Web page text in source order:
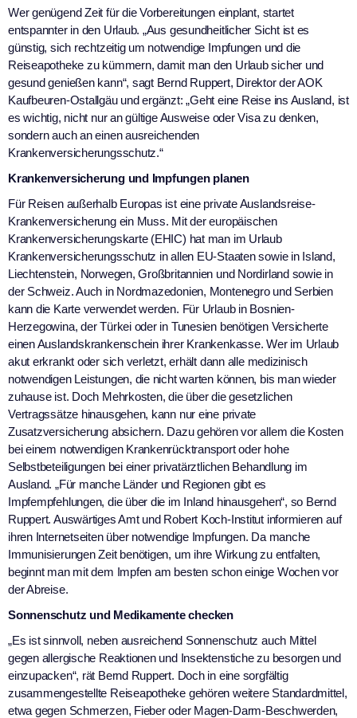
Wer genügend Zeit für die Vorbereitungen einplant, startet
entspannter in den Urlaub. „Aus gesundheitlicher Sicht ist es
günstig, sich rechtzeitig um notwendige Impfungen und die
Reiseapotheke zu kümmern, damit man den Urlaub sicher und
gesund genießen kann“, sagt Bernd Ruppert, Direktor der AOK
Kaufbeuren-Ostallgäu und ergänzt: „Geht eine Reise ins Ausland, ist
es wichtig, nicht nur an gültige Ausweise oder Visa zu denken,
sondern auch an einen ausreichenden
Krankenversicherungsschutz.“
Krankenversicherung und Impfungen planen
Für Reisen außerhalb Europas ist eine private Auslandsreise-
Krankenversicherung ein Muss. Mit der europäischen
Krankenversicherungskarte (EHIC) hat man im Urlaub
Krankenversicherungsschutz in allen EU-Staaten sowie in Island,
Liechtenstein, Norwegen, Großbritannien und Nordirland sowie in
der Schweiz. Auch in Nordmazedonien, Montenegro und Serbien
kann die Karte verwendet werden. Für Urlaub in Bosnien-
Herzegowina, der Türkei oder in Tunesien benötigen Versicherte
einen Auslandskrankenschein ihrer Krankenkasse. Wer im Urlaub
akut erkrankt oder sich verletzt, erhält dann alle medizinisch
notwendigen Leistungen, die nicht warten können, bis man wieder
zuhause ist. Doch Mehrkosten, die über die gesetzlichen
Vertragssätze hinausgehen, kann nur eine private
Zusatzversicherung absichern. Dazu gehören vor allem die Kosten
bei einem notwendigen Krankenrücktransport oder hohe
Selbstbeteiligungen bei einer privatärztlichen Behandlung im
Ausland. „Für manche Länder und Regionen gibt es
Impfempfehlungen, die über die im Inland hinausgehen“, so Bernd
Ruppert. Auswärtiges Amt und Robert Koch-Institut informieren auf
ihren Internetseiten über notwendige Impfungen. Da manche
Immunisierungen Zeit benötigen, um ihre Wirkung zu entfalten,
beginnt man mit dem Impfen am besten schon einige Wochen vor
der Abreise.
Sonnenschutz und Medikamente checken
„Es ist sinnvoll, neben ausreichend Sonnenschutz auch Mittel
gegen allergische Reaktionen und Insektenstiche zu besorgen und
einzupacken“, rät Bernd Ruppert. Doch in eine sorgfältig
zusammengestellte Reiseapotheke gehören weitere Standardmittel,
etwa gegen Schmerzen, Fieber oder Magen-Darm-Beschwerden,